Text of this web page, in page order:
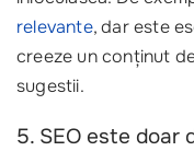
relevante, dar este
creeze un conținut
sugestii.
5. SEO este doar